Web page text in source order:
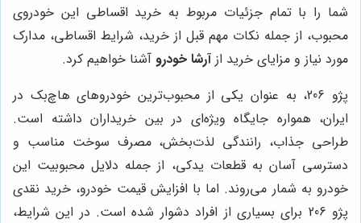
شما را با تمام جزئیات مربوط به خرید اقساطی این خودروی
محبوب، از جمله نکات مهم قبل از خرید، شرایط اقساطی، مدارک
مورد نیاز و مزایای خرید ازآرشا خودرو آشنا خواهیم کرد.
پژو 206، به عنوان یکی از محبوب‌ترین خودروهای هاچ‌بک در
ایران، همواره جایگاه ویژه‌ای در بین خریداران داشته است.
طراحی جذاب، رانندگی لذت‌بخش، مصرف سوخت مناسب و
دسترسی آسان به قطعات یدکی، از جمله دلایل محبوبیت این
خودرو به شمار می‌روند. اما با افزایش قیمت خودرو، خرید نقدی
پژو 206 برای بسیاری از افراد دشوار شده است. در این شرایط،